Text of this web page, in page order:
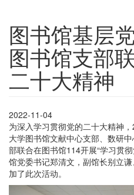
图书馆基层
图书馆支部
二十大精神
2022-11-04
为深入学习贯彻党的二十大精神
大学图书馆文献中心支部、数研
部联合在图书馆114开展“学习贯
馆党委书记郑清文，副馆长别立
加了此次活动。